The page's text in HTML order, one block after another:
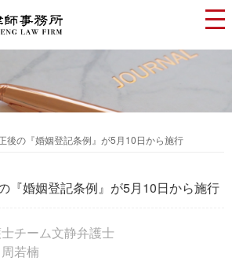
後の『婚姻登記条例』が5月10日から施行
『婚姻登記条例』が5月10日から施行
チーム文静弁護士
若楠